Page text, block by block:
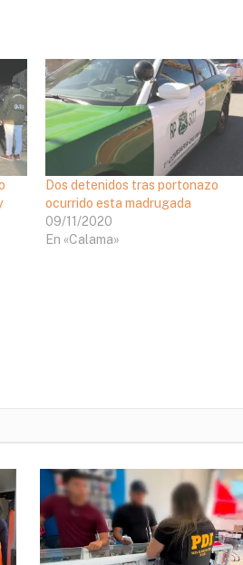
Dos detenidos tras portonazo
ocurrido esta madrugada
09/11/2020
En «Calama»